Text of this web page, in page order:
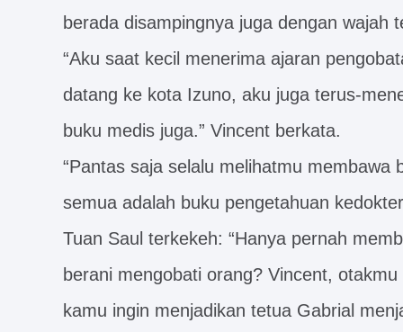
berada disampingnya juga dengan wajah
“Aku saat kecil menerima ajaran
datang ke kota Izuno, aku juga terus-
buku medis juga.” Vincent berkata.
“Pantas saja selalu melihatmu
semua adalah buku pengetahuan
Tuan Saul terkekeh: “Hanya pernah
berani mengobati orang? Vincent,
kamu ingin menjadikan tetua Gabrial